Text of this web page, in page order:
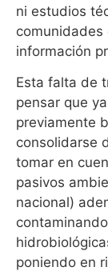
ni estudios
comunidades
información
Esta falta de
pensar que
previamente
consolidarse
tomar en
pasivos
nacional)
poniendo en